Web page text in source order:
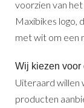
voorzien van
Maxibikes logo,
met wit om een
Wij kiezen
Uiteraard willen
producten